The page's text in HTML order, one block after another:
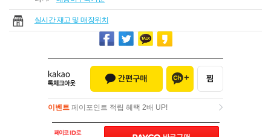
실시간 재고 및 매장위치
이벤트 페이포인트 적립 혜택 2배 UP!
이벤트페이포인트 적립 혜택 2배 UP!